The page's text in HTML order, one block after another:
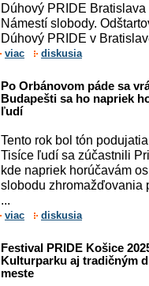
Dúhový PRIDE
Námestí slobody.
Dúhový PRIDE v
viac diskusia
Po Orbánovom páde sa
Budapešti sa ho napriek
ľudí
Tento rok bol tón
Tisíce ľudí sa zúčastnili
kde napriek horúčavám
slobodu zhromažďovania
...
viac diskusia
Festival PRIDE Košice
Kulturparku aj tradičným
meste